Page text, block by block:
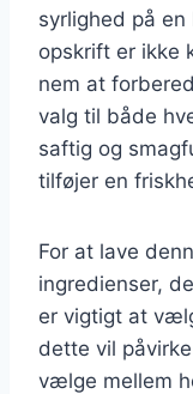
syrlighed på en
opskrift er ikke
nem at
valg til både
saftig og
tilføjer en
For at lave
ingredienser,
er vigtigt at
dette vil
vælge mellem